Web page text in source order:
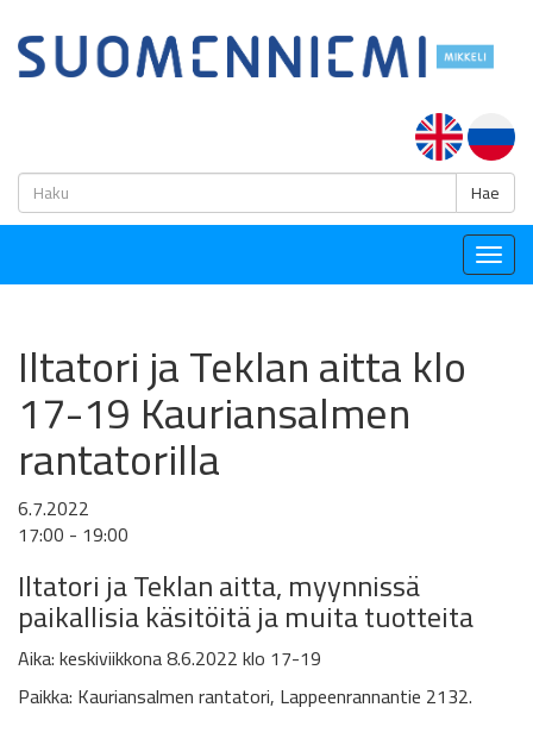
Hae
Iltatori ja Teklan aitta klo
17-19 Kauriansalmen
rantatorilla
6.7.2022
17:00 - 19:00
Iltatori jaTeklan aitta,myynnissä
paikallisia käsitöitä ja muita tuotteita
Aika: keskiviikkona 8.6.2022klo 17-19
Paikka: Kauriansalmen rantatori, Lappeenrannantie 2132.